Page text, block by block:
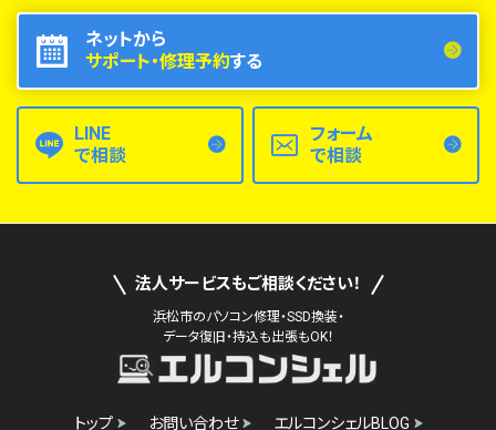
ネットから
サポート・修理予約する
LINE
で相談
フォーム
で相談
法人サービスもご相談ください！
浜松市のパソコン修理・SSD換装・
データ復旧・持込も出張もOK！
トップ お問い合わせ エルコンシェルBLOG